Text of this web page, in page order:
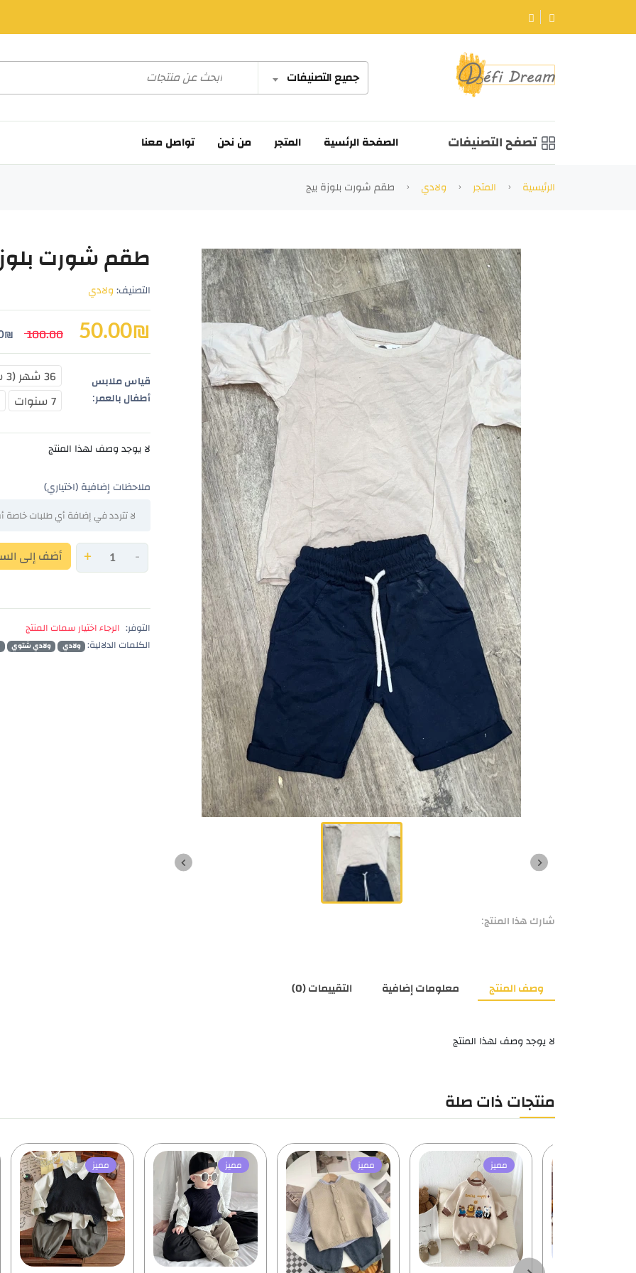
جميع التصنيفات
تصفح التصنيفات الصفحة الرئسية المتجر من نحن تواصل معنا
الرئيسية المتجر ولادي طقم شورت بلوزة بيج
شارك هذا المنتج:
طقم شورت
التصنيف:ولادي
50.00₪
100.00
₪
قياس ملابس
أطفال بالعمر:
36 شهر (3 سنين)
7 سنوات
لا يوجد وصف لهذا المنتج
ملاحظات إضافية (اختياري)
-
+ أضف إلى
التوفر: الرجاء اختيار سمات المنتج
الكلمات الدلالية:
ولادي ولادي شتوي
وصف المنتج معلومات إضافية التقييمات (0)
لا يوجد وصف لهذا المنتج
منتجات ذات صلة
مميز مميز مميز مميز